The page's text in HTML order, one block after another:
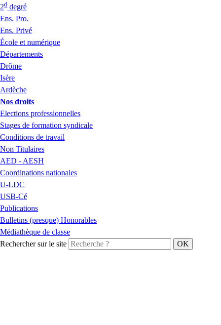
2d degré
Ens. Pro.
Ens. Privé
École et numérique
Départements
Drôme
Isère
Ardèche
Nos droits
Elections professionnelles
Stages de formation syndicale
Conditions de travail
Non Titulaires
AED - AESH
Coordinations nationales
U-LDC
USB-Cé
Publications
Bulletins (presque) Honorables
Médiathèque de classe
Rechercher sur le site